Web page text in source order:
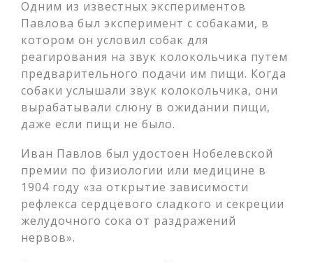
Одним из известных экспериментов
Павлова был эксперимент с собаками, в
котором он условил собак для
реагирования на звук колокольчика путем
предварительного подачи им пищи. Когда
собаки услышали звук колокольчика, они
вырабатывали слюну в ожидании пищи,
даже если пищи не было.
Иван Павлов был удостоен Нобелевской
премии по физиологии или медицине в
1904 году «за открытие зависимости
рефлекса сердцевого сладкого и секреции
желудочного сока от раздражений
нервов».